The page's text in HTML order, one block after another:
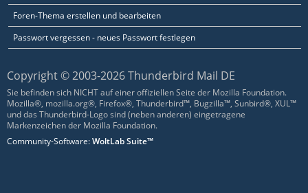
Foren-Thema erstellen und bearbeiten
Passwort vergessen - neues Passwort festlegen
Copyright © 2003-2026 Thunderbird Mail DE
Sie befinden sich NICHT auf einer offiziellen Seite der Mozilla Foundation.
Mozilla®, mozilla.org®, Firefox®, Thunderbird™, Bugzilla™, Sunbird®, XUL™
und das Thunderbird-Logo sind (neben anderen) eingetragene
Markenzeichen der Mozilla Foundation.
Community-Software:WoltLab Suite™